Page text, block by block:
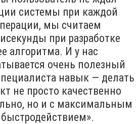
системы при каждой
мы считаем
при разработке
алгоритма. И у нас
очень полезный
навык — делать
не просто качественно
но и с максимальным
быстродействием».